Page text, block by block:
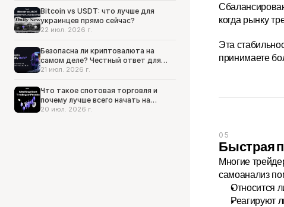
Bitcoin vs USDT: что лучше для
украинцев прямо сейчас?
22 июл. 2026 г.
Безопасна ли криптовалюта на
самом деле? Честный ответ для
тех, кто всё еще сомневается
21 июл. 2026 г.
Что такое спотовая торговля и
почему лучше всего начать на
Freedx
20 июл. 2026 г.
когда рынку
Эта
принимаете
05
Быстрая
Многие
самоанализ
Относится
Реагируют